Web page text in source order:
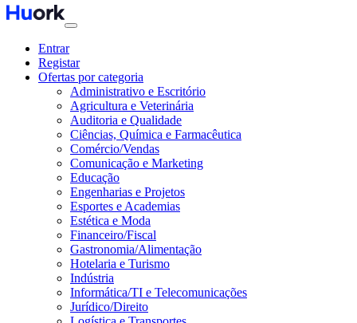
Entrar
Registar
Ofertas por categoria
Administrativo e Escritório
Agricultura e Veterinária
Auditoria e Qualidade
Ciências, Química e Farmacêutica
Comércio/Vendas
Comunicação e Marketing
Educação
Engenharias e Projetos
Esportes e Academias
Estética e Moda
Financeiro/Fiscal
Gastronomia/Alimentação
Hotelaria e Turismo
Indústria
Informática/TI e Telecomunicações
Jurídico/Direito